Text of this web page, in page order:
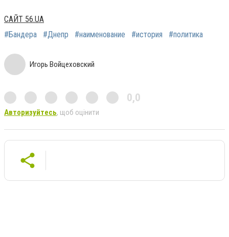
САЙТ 56.UA
#Бандера
#Днепр #наименование #история #политика
Игорь Войцеховский
0,0
Авторизуйтесь, щоб оцінити